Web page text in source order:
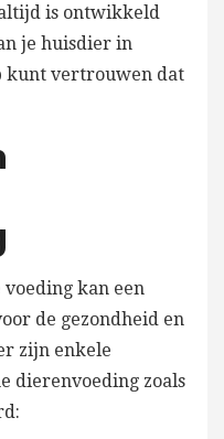
is ontwikkeld
je huisdier in
kunt vertrouwen dat
kan een
de gezondheid en
zijn enkele
dierenvoeding zoals